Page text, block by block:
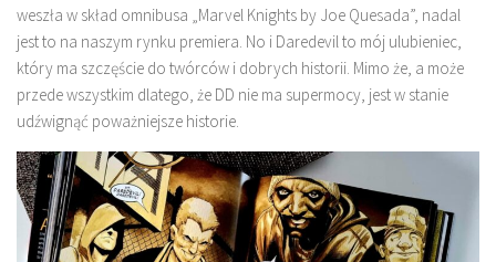
weszła w skład omnibusa „Marvel Knights by Joe Quesada”, nadal
jest to na naszym rynku premiera. No i Daredevil to mój ulubieniec,
który ma szczęście do twórców i dobrych historii. Mimo że, a może
przede wszystkim dlatego, że DD nie ma supermocy, jest w stanie
udźwignąć poważniejsze historie.